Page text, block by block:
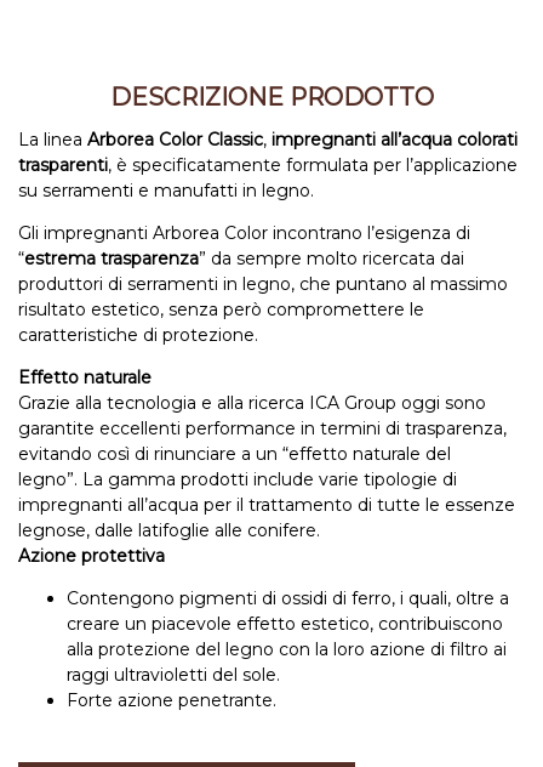
DESCRIZIONE PRODOTTO
La linea Arborea Color Classic, impregnanti all’acqua colorati
trasparenti, è specificatamente formulata per l’applicazione
su serramenti e manufatti in legno.
Gli impregnanti Arborea Color incontrano l’esigenza di
“estrema trasparenza” da sempre molto ricercata dai
produttori di serramenti in legno, che puntano al massimo
risultato estetico, senza però compromettere le
caratteristiche di protezione.
Effetto naturale
Grazie alla tecnologia e alla ricerca ICA Group oggi sono
garantite eccellenti performance in termini di trasparenza,
evitando così di rinunciare a un “effetto naturale del
legno”. La gamma prodotti include varie tipologie di
impregnanti all’acqua per il trattamento di tutte le essenze
legnose, dalle latifoglie alle conifere.
Azione protettiva
Contengono pigmenti di ossidi di ferro, i quali, oltre a
creare un piacevole effetto estetico, contribuiscono
alla protezione del legno con la loro azione di filtro ai
raggi ultravioletti del sole.
Forte azione penetrante.